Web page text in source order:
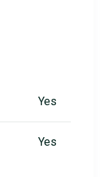
Yes
Yes